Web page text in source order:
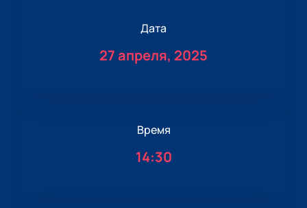
Дата
27 апреля, 2025
Время
14:30